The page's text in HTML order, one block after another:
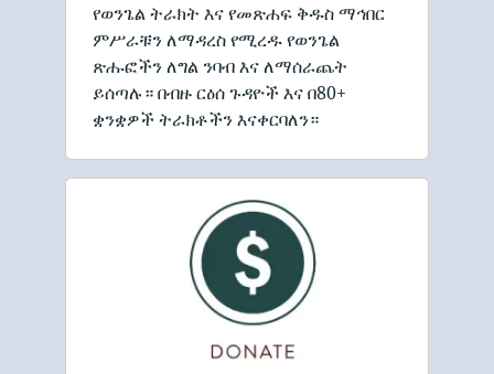
የወንጌል ትራክት እና የመጽሐፍ ቅዱስ ማኅበር
ምሥራቹን ለማዳረስ የሚረዱ የወንጌል
ጽሑፎችን ለግል ንባብ እና ለማሰራጨት
ይሰጣሉ። በብዙ ርዕሰ ጉዳዮች እና በ80+
ቋንቋዎች ትራክቶችን እናቀርባለን።